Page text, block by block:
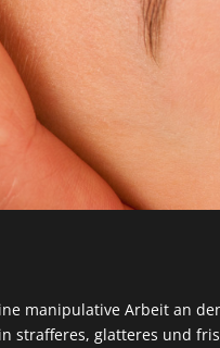
manipulative Arbeit an
strafferes, glatteres und